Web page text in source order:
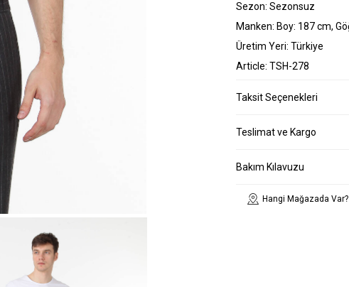
Sezon: Sezonsuz
Manken: Boy: 187 cm,
Üretim Yeri: Türkiye
Article: TSH-278
Taksit Seçenekleri
Teslimat ve Kargo
Bakım Kılavuzu
Hangi Mağazada Var?